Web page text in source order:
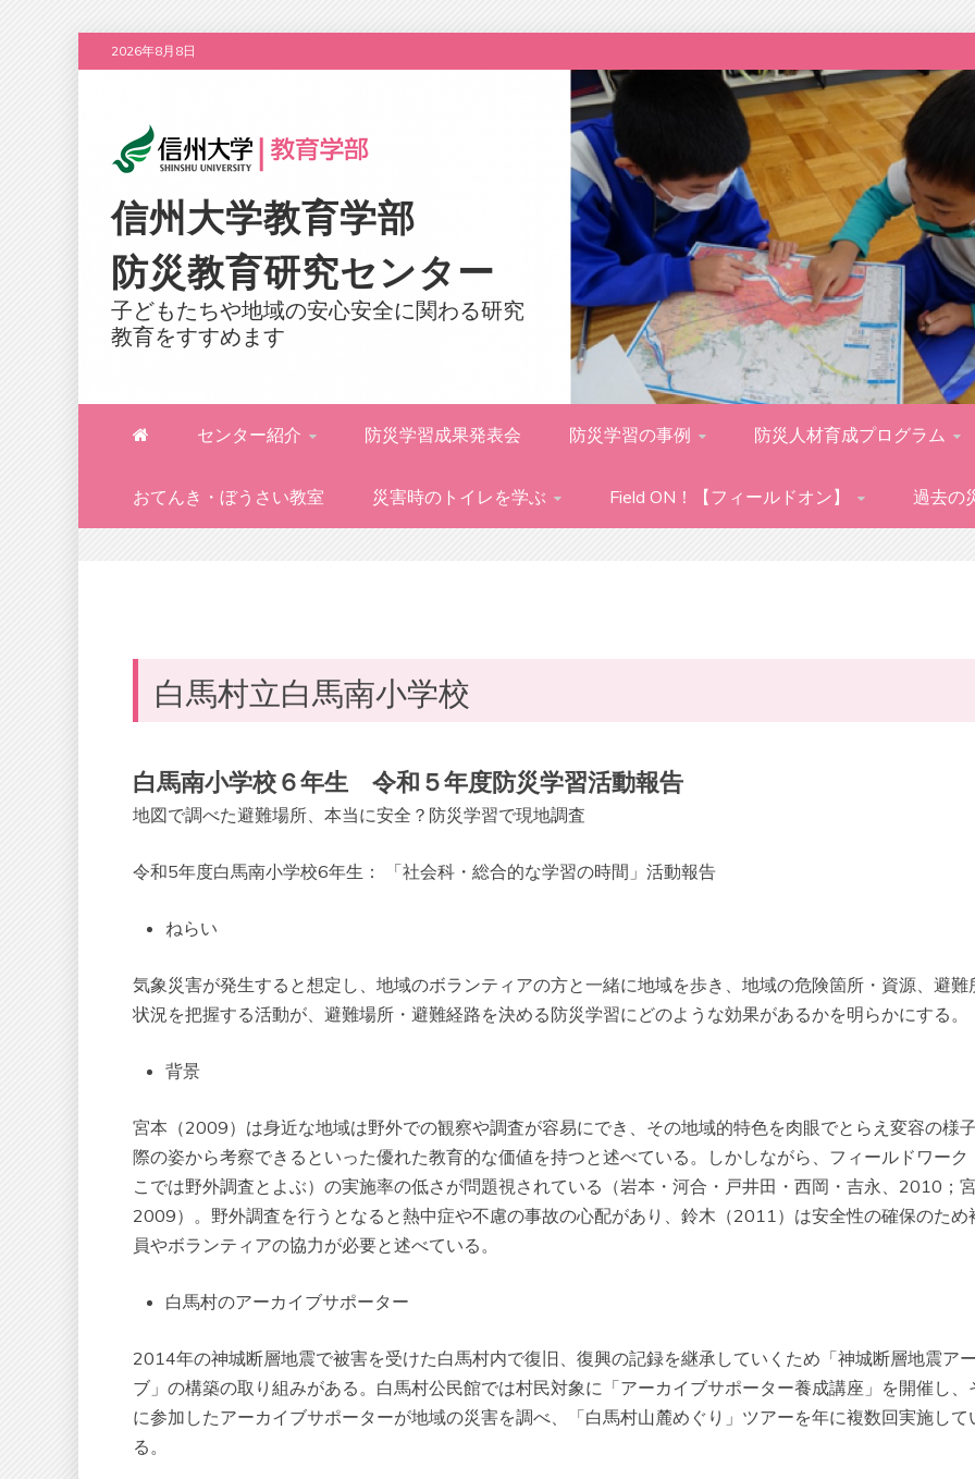
to
2026年8月8日
信州大学教育学部
防災教育研究センター
子どもたちや地域の安心安全に関わる研究
教育をすすめます
センター紹介 防災学習成果発表会 防災学習の事例 防災人材育成プログラム
おてんき・ぼうさい教室 災害時のトイレを学ぶ Field ON！【フィールドオン】 過去の
白馬村立白馬南小学校
白馬南小学校６年生 令和５年度防災学習活動報告
地図で調べた避難場所、本当に安全？防災学習で現地調査
令和5年度白馬南小学校6年生： 「社会科・総合的な学習の時間」活動報告
ねらい
気象災害が発生すると想定し、地域のボランティアの方と一緒に地域を歩き、地域の危険箇所・資源、避難
状況を把握する活動が、避難場所・避難経路を決める防災学習にどのような効果があるかを明らかにする。
背景
宮本（2009）は身近な地域は野外での観察や調査が容易にでき、その地域的特色を肉眼でとらえ変容の様
際の姿から考察できるといった優れた教育的な価値を持つと述べている。しかしながら、フィールドワーク
こでは野外調査とよぶ）の実施率の低さが問題視されている（岩本・河合・戸井田・西岡・吉永、2010；
2009）。野外調査を行うとなると熱中症や不慮の事故の心配があり、鈴木（2011）は安全性の確保のため
員やボランティアの協力が必要と述べている。
白馬村のアーカイブサポーター
2014年の神城断層地震で被害を受けた白馬村内で復旧、復興の記録を継承していくため「神城断層地震ア
ブ」の構築の取り組みがある。白馬村公民館では村民対象に「アーカイブサポーター養成講座」を開催し、
に参加したアーカイブサポーターが地域の災害を調べ、「白馬村山麓めぐり」ツアーを年に複数回実施して
る。